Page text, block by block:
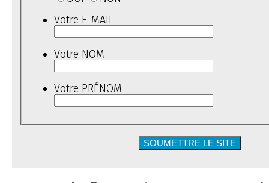
Votre E-MAIL
Votre NOM
Votre PRÉNOM